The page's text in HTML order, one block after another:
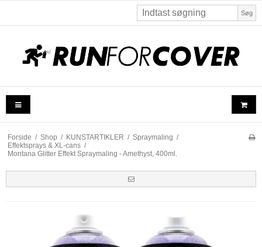
Søg
Forside / Shop / KUNSTARTIKLER / Spraymaling /
Effektsprays & XL-cans /
Montana Glitter Effekt Spraymaling - Amethyst, 400ml.